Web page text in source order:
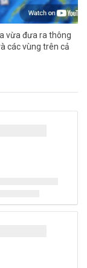
vừa đưa ra thông
các vùng trên cả
trầm trọng